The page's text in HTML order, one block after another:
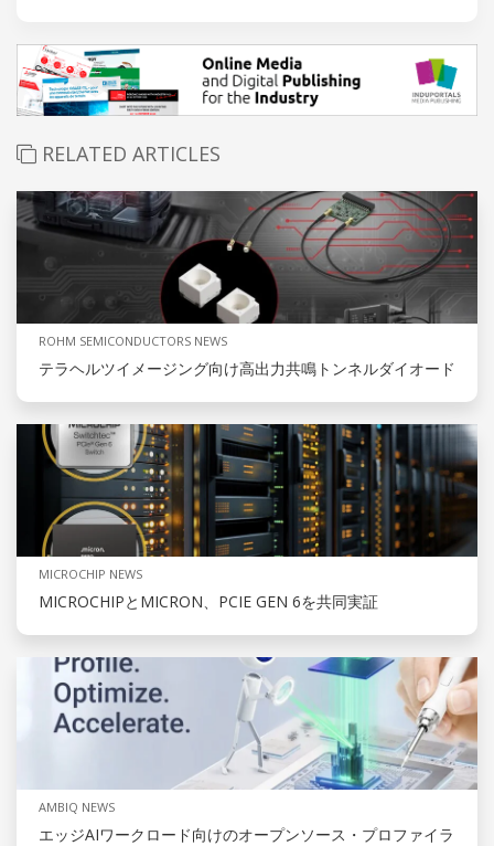
RELATED ARTICLES
ROHM SEMICONDUCTORS NEWS
テラヘルツイメージング向け高出力共鳴トンネルダイオード
MICROCHIP NEWS
MICROCHIPとMICRON、PCIE GEN 6を共同実証
AMBIQ NEWS
エッジAIワークロード向けのオープンソース・プロファイラ